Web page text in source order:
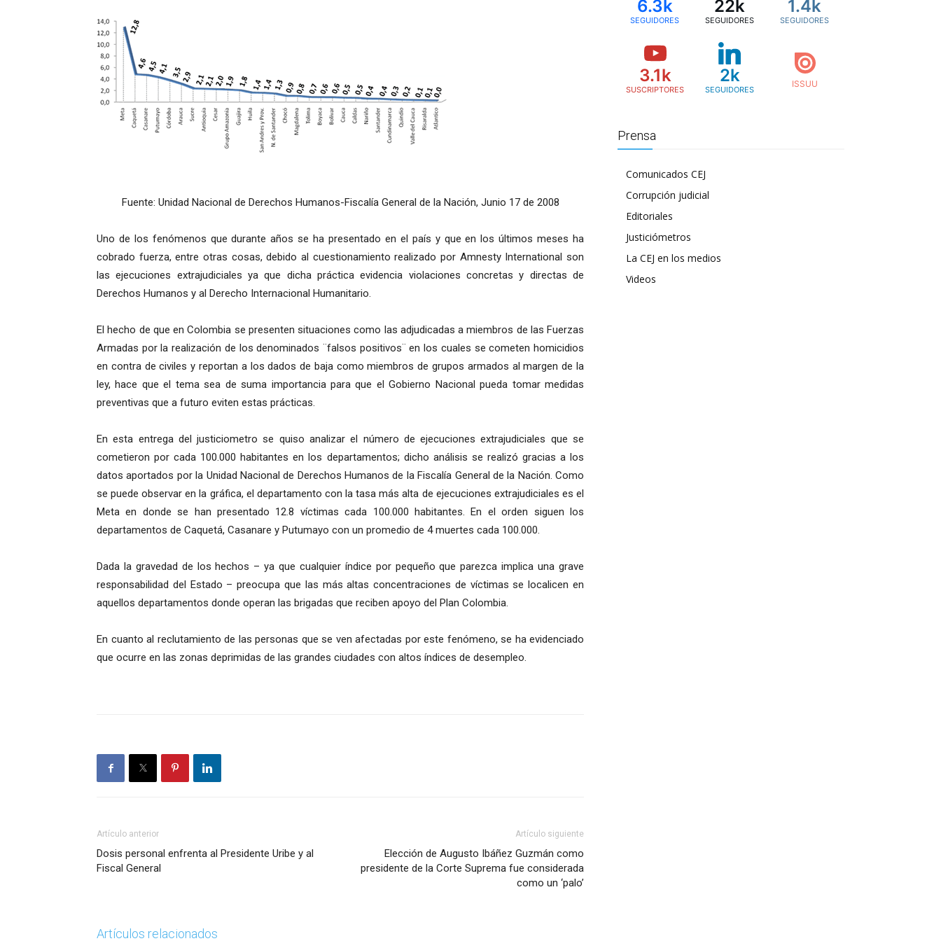
Fuente: Unidad Nacional de Derechos Humanos-Fiscalía General de la Nación, Junio 17 de 2008
Uno de los fenómenos que durante años se ha presentado en el país y que en los últimos meses ha
cobrado fuerza, entre otras cosas, debido al cuestionamiento realizado por Amnesty International son
las ejecuciones extrajudiciales ya que dicha práctica evidencia violaciones concretas y directas de
Derechos Humanos y al Derecho Internacional Humanitario.
El hecho de que en Colombia se presenten situaciones como las adjudicadas a miembros de las Fuerzas
Armadas por la realización de los denominados ¨falsos positivos¨ en los cuales se cometen homicidios
en contra de civiles y reportan a los dados de baja como miembros de grupos armados al margen de la
ley, hace que el tema sea de suma importancia para que el Gobierno Nacional pueda tomar medidas
preventivas que a futuro eviten estas prácticas.
En esta entrega del justiciometro se quiso analizar el número de ejecuciones extrajudiciales que se
cometieron por cada 100.000 habitantes en los departamentos; dicho análisis se realizó gracias a los
datos aportados por la Unidad Nacional de Derechos Humanos de la Fiscalía General de la Nación. Como
se puede observar en la gráfica, el departamento con la tasa más alta de ejecuciones extrajudiciales es el
Meta en donde se han presentado 12.8 víctimas cada 100.000 habitantes. En el orden siguen los
departamentos de Caquetá, Casanare y Putumayo con un promedio de 4 muertes cada 100.000.
Dada la gravedad de los hechos – ya que cualquier índice por pequeño que parezca implica una grave
responsabilidad del Estado – preocupa que las más altas concentraciones de víctimas se localicen en
aquellos departamentos donde operan las brigadas que reciben apoyo del Plan Colombia.
En cuanto al reclutamiento de las personas que se ven afectadas por este fenómeno, se ha evidenciado
que ocurre en las zonas deprimidas de las grandes ciudades con altos índices de desempleo.
Artículo anterior
Dosis personal enfrenta al Presidente Uribe y al
Fiscal General
Artículo siguiente
Elección de Augusto Ibáñez Guzmán como
presidente de la Corte Suprema fue considerada
como un ‘palo’
Artículos relacionados
6.3k
SEGUIDORES
22k
SEGUIDORES
1.4k
SEGUIDORES
3.1k
SUSCRIPTORES
2k
SEGUIDORES
Prensa
Comunicados CEJ
Corrupción judicial
Editoriales
Justiciómetros
La CEJ en los medios
Videos